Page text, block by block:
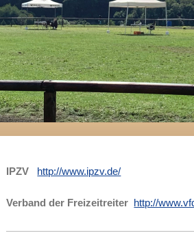
IPZV http://www.ipzv.de/
Verband der Freizeitreiter http://